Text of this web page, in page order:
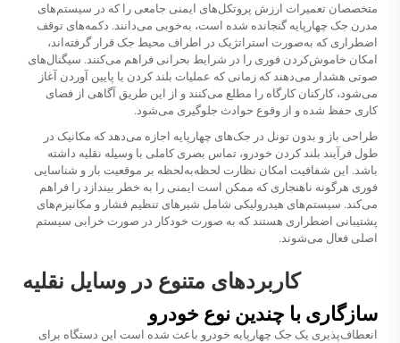
متخصصان تعمیرات ارزش پروتکل‌های ایمنی جامعی را که در سیستم‌های
مدرن جک چهارپایه گنجانده شده است، به‌خوبی می‌دانند. دکمه‌های توقف
اضطراری که به‌صورت استراتژیک در اطراف محیط جک قرار گرفته‌اند،
امکان خاموش‌کردن فوری را در شرایط بحرانی فراهم می‌کنند. سیگنال‌های
صوتی هشدار می‌دهند که زمانی که عملیات بلند کردن یا پایین آوردن آغاز
می‌شود، کارکنان کارگاه را مطلع می‌کنند و از این طریق آگاهی از فضای
کاری حفظ شده و از وقوع حوادث جلوگیری می‌شود.
طراحی باز و بدون تونل در جک‌های چهارپایه اجازه می‌دهد که مکانیک در
طول فرآیند بلند کردن خودرو، تماس بصری کاملی با وسیله نقلیه داشته
باشد. این شفافیت امکان نظارت لحظه‌به‌لحظه بر موقعیت بار و شناسایی
فوری هرگونه ناهنجاری که ممکن است ایمنی را به خطر بیندازد را فراهم
می‌کند. سیستم‌های هیدرولیکی شامل شیرهای تنظیم فشار و مکانیزم‌های
پشتیبانی اضطراری هستند که به صورت خودکار در صورت خرابی سیستم
اصلی فعال می‌شوند.
کاربردهای متنوع در وسایل نقلیه
سازگاری با چندین نوع خودرو
انعطاف‌پذیری یک جک چهارپایه خودرو باعث شده است این دستگاه برای